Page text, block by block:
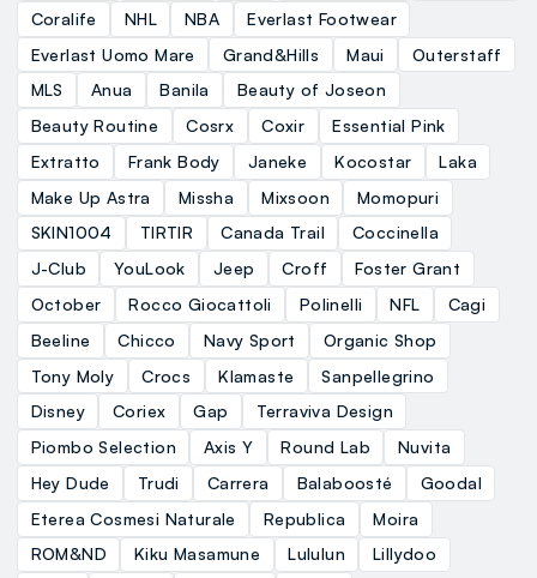
Coralife
NHL NBA
Everlast Footwear
Everlast Uomo Mare
Grand&Hills Maui
Outerstaff
MLS
Anua Banila
Beauty of Joseon
Beauty Routine
Cosrx Coxir
Essential Pink
Extratto
Frank Body Janeke Kocostar
Laka
Make Up Astra
Missha Mixsoon
Momopuri
SKIN1004
TIRTIR Canada Trail
Coccinella
J-Club
YouLook Jeep Croff
Foster Grant
October
Rocco Giocattoli Polinelli NFL
Cagi
Beeline
Chicco Navy Sport
Organic Shop
Tony Moly
Crocs Klamaste
Sanpellegrino
Disney
Coriex Gap
Terraviva Design
Piombo Selection
Axis Y Round Lab
Nuvita
Hey Dude
Trudi Carrera Balaboosté
Goodal
Eterea Cosmesi Naturale
Republica
Moira
ROM&ND
Kiku Masamune Lululun
Lillydoo